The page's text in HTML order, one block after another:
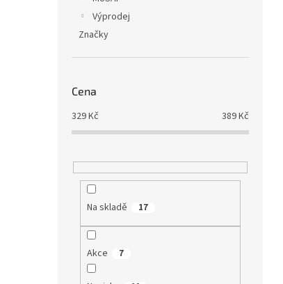
Výprodej
Značky
Cena
329Kč 389Kč
Na skladě 17
Akce 7